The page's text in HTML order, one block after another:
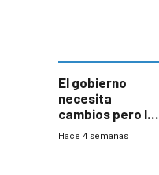
El gobierno
necesita
cambios pero los
ministros tienen
Hace 4 semanas